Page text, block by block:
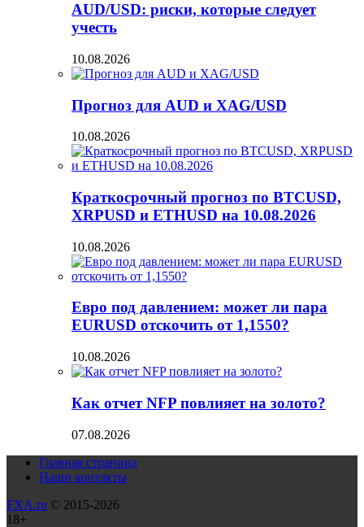
AUD/USD: риски, которые следует
учесть
10.08.2026
Прогноз для AUD и XAG/USD
10.08.2026
Краткосрочный прогноз по BTCUSD,
XRPUSD и ETHUSD на 10.08.2026
10.08.2026
Евро под давлением: может ли пара
EURUSD отскочить от 1,1550?
10.08.2026
Как отчет NFP повлияет на золото?
07.08.2026
Главная страница
Наши контакты
FXA.ru © 2015-2026
18+